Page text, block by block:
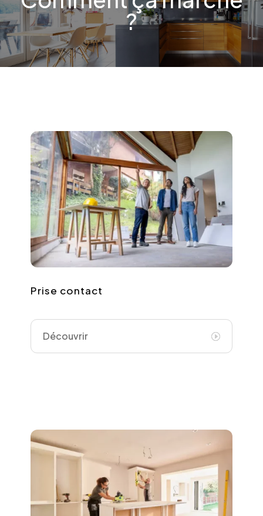
?
Prise contact
Découvrir